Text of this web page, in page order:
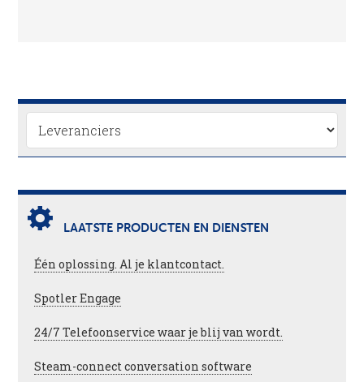
LAATSTE PRODUCTEN EN DIENSTEN
Één oplossing. Al je klantcontact.
Spotler Engage
24/7 Telefoonservice waar je blij van wordt.
Steam-connect conversation software